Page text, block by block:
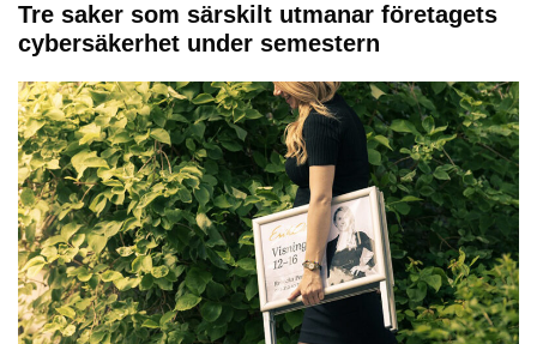
Tre saker som särskilt utmanar företagets
cybersäkerhet under semestern